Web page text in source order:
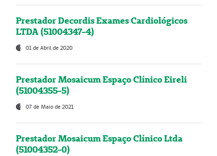
Prestador Decordis Exames Cardiológicos
LTDA (51004347-4)
01 de Abril de 2020
Prestador Mosaicum Espaço Clínico Eireli
(51004355-5)
07 de Maio de 2021
Prestador Mosaicum Espaço Clínico Ltda
(51004352-0)